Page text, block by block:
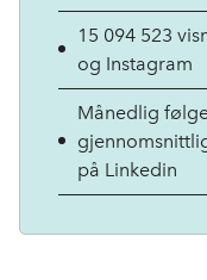
15 094 523
og Instagram
Månedlig
på Linkedin